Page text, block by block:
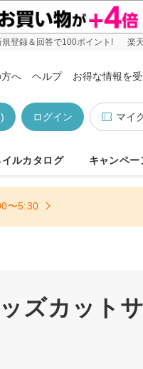
規登録＆回答で100ポイント! 楽
へ ヘルプ お得な情報を
マイ
ログイン
イルカタログ キャンペ
〜5:30
ズカット